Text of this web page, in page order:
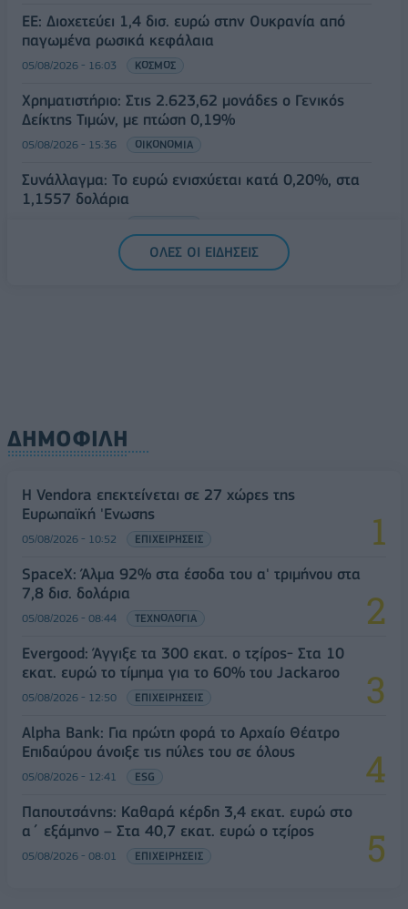
ΕΕ: Διοχετεύει 1,4 δισ. ευρώ στην Ουκρανία από
παγωμένα ρωσικά κεφάλαια
05/08/2026 - 16:03 ΚΟΣΜΟΣ
Χρηματιστήριο: Στις 2.623,62 μονάδες ο Γενικός
Δείκτης Τιμών, με πτώση 0,19%
05/08/2026 - 15:36 ΟΙΚΟΝΟΜΙΑ
Συνάλλαγμα: Το ευρώ ενισχύεται κατά 0,20%, στα
1,1557 δολάρια
ΟΛΕΣ ΟΙ ΕΙΔΗΣΕΙΣ
ΔΗΜΟΦΙΛΗ
Η Vendora επεκτείνεται σε 27 χώρες της
Ευρωπαϊκή 'Ενωσης
05/08/2026 - 10:52 ΕΠΙΧΕΙΡΗΣΕΙΣ
SpaceX: Άλμα 92% στα έσοδα του α' τριμήνου στα
7,8 δισ. δολάρια
05/08/2026 - 08:44 ΤΕΧΝΟΛΟΓΙΑ
Evergood: Άγγιξε τα 300 εκατ. ο τζίρος- Στα 10
εκατ. ευρώ το τίμημα για το 60% του Jackaroo
05/08/2026 - 12:50 ΕΠΙΧΕΙΡΗΣΕΙΣ
Alpha Bank: Για πρώτη φορά το Αρχαίο Θέατρο
Επιδαύρου άνοιξε τις πύλες του σε όλους
05/08/2026 - 12:41 ESG
Παπουτσάνης: Καθαρά κέρδη 3,4 εκατ. ευρώ στο
α΄ εξάμηνο – Στα 40,7 εκατ. ευρώ ο τζίρος
05/08/2026 - 08:01 ΕΠΙΧΕΙΡΗΣΕΙΣ